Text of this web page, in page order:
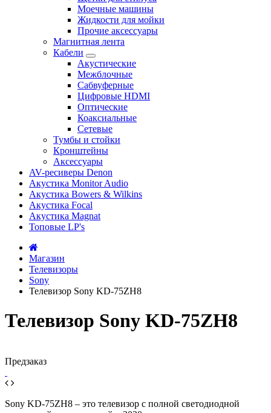
Моечные машины
Жидкости для мойки
Прочие аксессуары
Магнитная лента
Кабели
Акустические
Межблочные
Сабвуферные
Цифровые HDMI
Оптические
Коаксиальные
Сетевые
Тумбы и стойки
Кронштейны
Аксессуары
AV-ресиверы Denon
Акустика Monitor Audio
Акустика Bowers & Wilkins
Акустика Focal
Акустика Magnat
Топовые LP's
Магазин
Телевизоры
Sony
Телевизор Sony KD-75ZH8
Телевизор Sony KD-75ZH8
Предзаказ
Sony KD-75ZH8 – это телевизор с полной светодиодной